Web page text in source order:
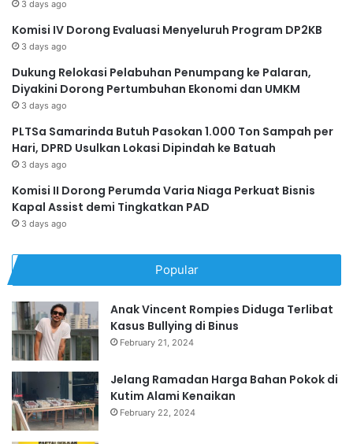
3 days ago
Komisi IV Dorong Evaluasi Menyeluruh Program DP2KB
3 days ago
Dukung Relokasi Pelabuhan Penumpang ke Palaran,
Diyakini Dorong Pertumbuhan Ekonomi dan UMKM
3 days ago
PLTSa Samarinda Butuh Pasokan 1.000 Ton Sampah per
Hari, DPRD Usulkan Lokasi Dipindah ke Batuah
3 days ago
Komisi II Dorong Perumda Varia Niaga Perkuat Bisnis
Kapal Assist demi Tingkatkan PAD
3 days ago
Popular
Anak Vincent Rompies Diduga Terlibat
Kasus Bullying di Binus
February 21, 2024
Jelang Ramadan Harga Bahan Pokok di
Kutim Alami Kenaikan
February 22, 2024